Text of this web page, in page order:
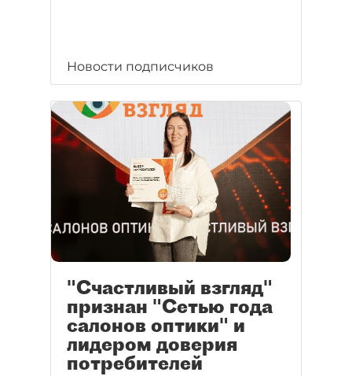
Новости подписчиков
"Счастливый взгляд"
признан "Сетью года
салонов оптики" и
лидером доверия
потребителей